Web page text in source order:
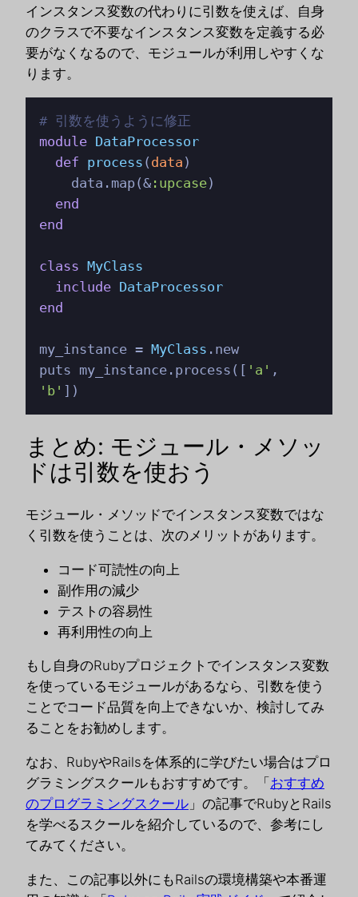
インスタンス変数の代わりに引数を使えば、自身
のクラスで不要なインスタンス変数を定義する必
要がなくなるので、モジュールが利用しやすくな
ります。
# 引数を使うように修正
module DataProcessor
def process ( data )
    data.map(&
:upcase)
end
end
class MyClass
include DataProcessor
end
my_instance = MyClass .new
puts my_instance.process([ 'a'
'b' ])
まとめ: モジュール・メソッ
ドは引数を使おう
モジュール・メソッドでインスタンス変数ではな
く引数を使うことは、次のメリットがあります。
コード可読性の向上
副作用の減少
テストの容易性
再利用性の向上
もし自身のRubyプロジェクトでインスタンス変数
を使っているモジュールがあるなら、引数を使う
ことでコード品質を向上できないか、検討してみ
ることをお勧めします。
なお、RubyやRailsを体系的に学びたい場合はプロ
グラミングスクールもおすすめです。「 おすすめ
のプログラミングスクール 」の記事でRubyとRails
を学べるスクールを紹介しているので、参考にし
てみてください。
また、この記事以外にもRailsの環境構築や本番運